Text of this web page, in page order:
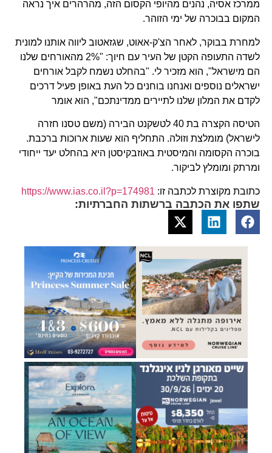
ממרכז אסיה, נהנים מהיופי הקסום הזה, מהרהרים איך נראה
המקום בבוכרה של ימי הזוהר.
למחרת בבוקר, לאחר הצ'ק-אאוט, שגזאטוב ליווה אותנו למונית
לשדה התעופה הקטן של העיר עם חיוך: "2% מהאורחים שלנו
הם מישראל", הוא מזכיר לי. "בהחלט נשמח לקבל אורחים
ישראלים נוספים ואנחנו בוחנים כל העת באופן פעיל דרכים
לקדם את המלון שלנו לתיירים ממדינתכם", הוא אומר
הטיסה הקצרה בת 40 לטשקנט הבירה (משם טסנו חזרה
לישראל) מומלצת וזולה. התחליף הוא שעות ארוכות ברכבת.
בוכרה הקסומה והמיסטית באוזבקיסטן היא בהחלט יעד ייחודי
ומרתק ומומלץ לביקור.
כתובת מקוצרת לכתבה זו: https://www.ias.co.il?p=174981
שתפו את הכתבה ברשתות החברתיות: